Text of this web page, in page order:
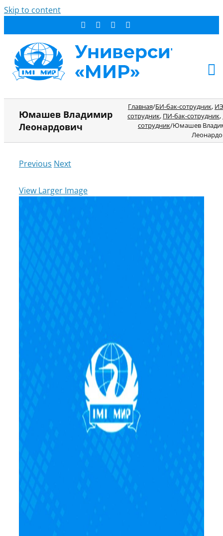
Skip to content
СТУДЕНТУ
НОВОСТИ
Юмашев Владимир
Леонардович
Главная/БИ-бак-сотрудник,
сотрудник, ПИ-бак-сотрудник,
сотрудник/Юмашев
Previous Next
View Larger Image